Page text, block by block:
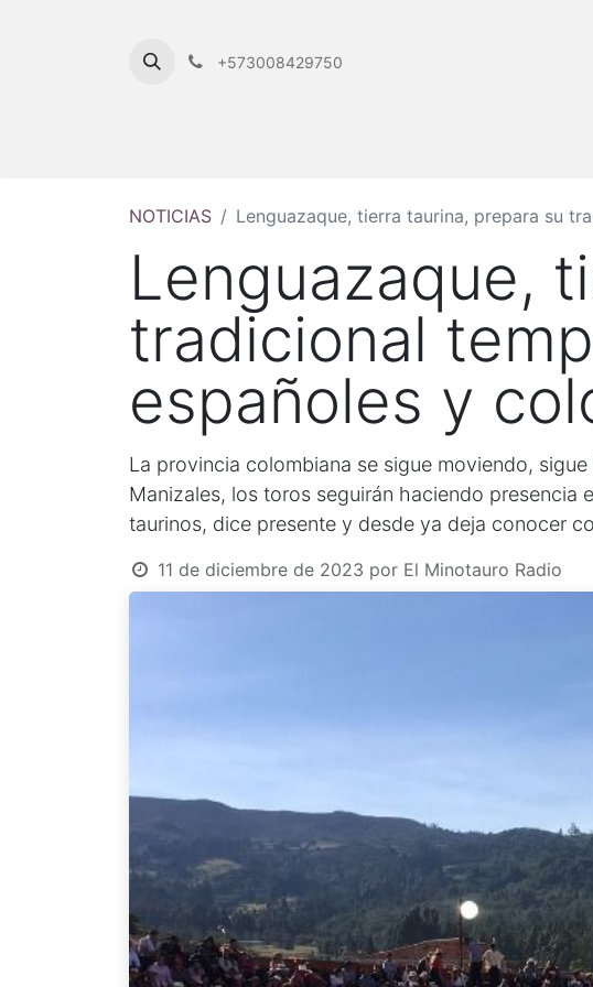
+573008429750
NOTICIAS Lenguazaque, tierra taurina, prepara su
Lenguazaque,
tradicional
españoles y
La provincia colombiana se sigue moviendo,
Manizales, los toros seguirán haciendo presencia
taurinos, dice presente y desde ya deja conocer
11 de diciembre de 2023 por El Minotauro Radio